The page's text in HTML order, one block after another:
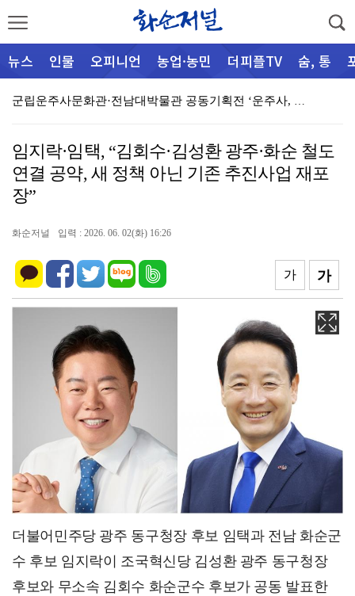
뉴스 인물 오피니언 농업·농민 더피플TV 숨, 통
군립운주사문화관·전남대박물관 공동기획전 ‘운주사, 시간…
어울림가정상담센터, “마을 찾아 양성평등교육 알리 go…
화순경찰, 112 신고 사건 분석 회의 개최
능주면 주민자치센터, 폭염 속 오일장 ‘시원한 생수 나…
(사)아트포, 전남 청소년 음악축제 ‘2026 Artf…
화순군, 벼 출수기 병해충 방제 총력, 8월 18일까지…
(재)화순군문화관광재단, 민간 관광안내소 ‘화사로스팟'…
임지락·임택, “김회수·김성환 광주·화순 철도
연결 공약, 새 정책 아닌 기존 추진사업 재포
장”
화순저널 입력 : 2026. 06. 02(화) 16:26
가
가
더불어민주당 광주 동구청장 후보 임택과 전남 화순군
수 후보 임지락이 조국혁신당 김성환 광주 동구청장
후보와 무소속 김회수 화순군수 후보가 공동 발표한